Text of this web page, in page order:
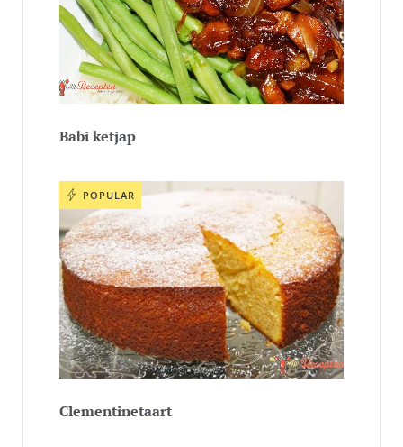
Babi ketjap
POPULAR
Clementinetaart